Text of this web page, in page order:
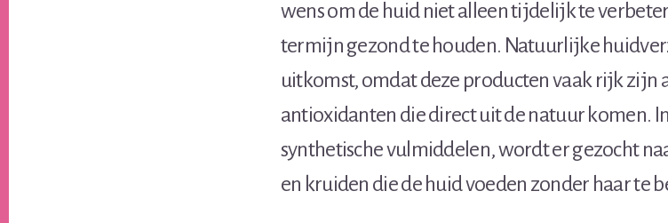
wens om de huid niet alleen tijdelijk te
termijn gezond te houden. Natuurlijke
uitkomst, omdat deze producten vaak rijk zijn
antioxidanten die direct uit de natuur komen.
synthetische vulmiddelen, wordt er gezocht
en kruiden die de huid voeden zonder haar te